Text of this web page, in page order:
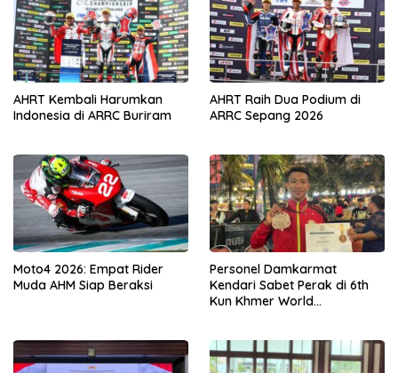
AHRT Kembali Harumkan
Indonesia di ARRC Buriram
AHRT Raih Dua Podium di
ARRC Sepang 2026
Moto4 2026: Empat Rider
Muda AHM Siap Beraksi
Personel Damkarmat
Kendari Sabet Perak di 6th
Kun Khmer World